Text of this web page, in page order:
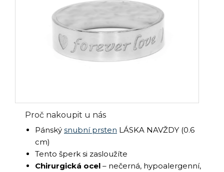
Proč nakoupit u nás
Pánský snubní prsten LÁSKA NAVŽDY (0.6
cm)
Tento šperk si zasloužíte
Chirurgická ocel – nečerná, hypoalergenní,